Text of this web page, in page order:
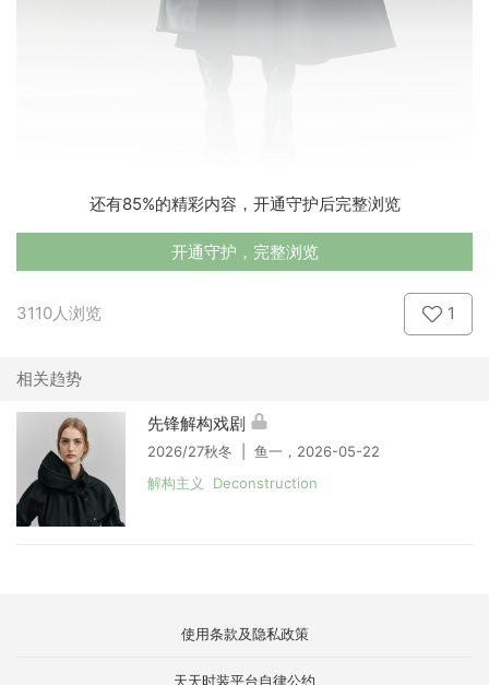
还有85%的精彩内容，开通守护后完整浏览
开通守护，完整浏览
3110人浏览 1
相关趋势
先锋解构戏剧
2026/27秋冬 | 鱼一，2026-05-22
解构主义 Deconstruction
使用条款及隐私政策
天天时装平台自律公约